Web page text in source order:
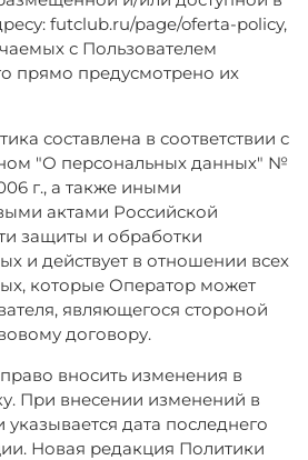
futclub.ru/page/oferta-policy,
с Пользователем
прямо предусмотрено их
составлена в соответствии с
"О персональных данных" №
г., а также иными
актами Российской
защиты и обработки
и действует в отношении всех
которые Оператор может
являющегося стороной
договору.
вносить изменения в
При внесении изменений в
дата последнего
Новая редакция Политики